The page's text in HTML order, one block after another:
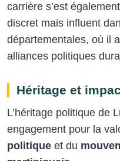
carrière s’est
discret mais influent
départementales, où il
alliances politiques
Héritage et
L’héritage politique de
engagement pour la
politique et du